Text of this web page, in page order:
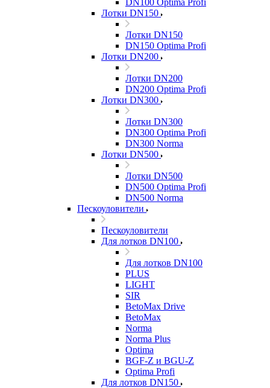
DN100 Optima Profi
Лотки DN150
Лотки DN150
DN150 Optima Profi
Лотки DN200
Лотки DN200
DN200 Optima Profi
Лотки DN300
Лотки DN300
DN300 Optima Profi
DN300 Norma
Лотки DN500
Лотки DN500
DN500 Optima Profi
DN500 Norma
Пескоуловители
Пескоуловители
Для лотков DN100
Для лотков DN100
PLUS
LIGHT
SIR
BetoMax Drive
BetoMax
Norma
Norma Plus
Optima
BGF-Z и BGU-Z
Optima Profi
Для лотков DN150